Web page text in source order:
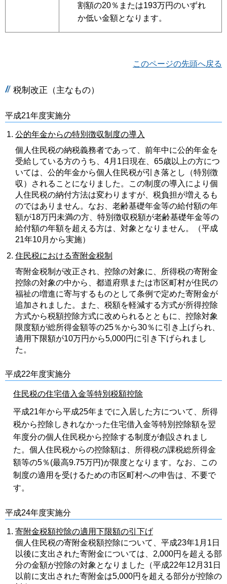
割額の20％または193万円のいずれ
か低い金額となります。
このページの先頭へ戻る
税制改正（主なもの）
平成21年度実施分
公的年金からの特別徴収制度の導入
個人住民税の納税義務者であって、前年中に公的年金を
受給している方のうち、4月1日現在、65歳以上の方につ
いては、公的年金から個人住民税が引き落とし（特別徴
収）されることになりました。この制度の導入により個
人住民税の納付方法は変わりますが、税負担が増えるも
のではありません。なお、老齢基礎年金等の給付額の年
額が18万円未満の方、特別徴収税額が老齢基礎年金等の
給付額の年額を超える方は、対象となりません。（平成
21年10月から実施）
住民税における寄附金税制
寄附金税制が改正され、控除の対象に、所得税の寄附金
控除の対象の中から、都道府県または市区町村が住民の
福祉の増進に寄与するものとして条例で定めた寄附金が
追加されました。また、税額を軽減する方式が所得控除
方式から税額控除方式に改められるとともに、控除対象
限度額が総所得金額等の25％から30％に引き上げられ、
適用下限額が10万円から5,000円に引き下げられまし
た。
平成22年度実施分
住民税の住宅借入金等特別税額控除
平成21年から平成25年までに入居した方について、所得
税から控除しきれなかった住宅借入金等特別控除額を翌
年度分の個人住民税から控除する制度が創設されまし
た。個人住民税からの控除額は、所得税の課税総所得金
額等の5％(最高9.75万円)が限度となります。なお、この
制度の適用を受けるための市区町村への申告は、不要で
す。
平成24年度実施分
寄附金税額控除の適用下限額の引下げ
個人住民税の寄附金税額控除について、平成23年1月1日
以後に支出された寄附金については、2,000円を超える部
分の金額が控除の対象となりました（平成22年12月31日
以前に支出された寄附金は5,000円を超える部分が控除の